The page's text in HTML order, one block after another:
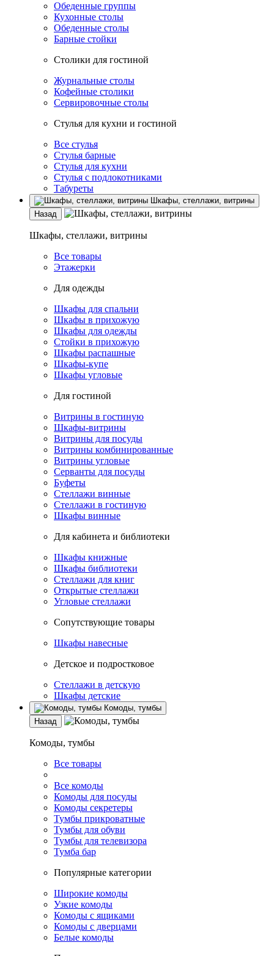
Обеденные группы
Кухонные столы
Обеденные столы
Барные стойки
Столики для гостиной
Журнальные столы
Кофейные столики
Сервировочные столы
Стулья для кухни и гостиной
Все стулья
Стулья барные
Стулья для кухни
Стулья с подлокотниками
Табуреты
Шкафы, стеллажи, витрины
Назад
Шкафы, стеллажи, витрины
Все товары
Этажерки
Для одежды
Шкафы для спальни
Шкафы в прихожую
Шкафы для одежды
Стойки в прихожую
Шкафы распашные
Шкафы-купе
Шкафы угловые
Для гостиной
Витрины в гостиную
Шкафы-витрины
Витрины для посуды
Витрины комбинированные
Витрины угловые
Серванты для посуды
Буфеты
Стеллажи винные
Стеллажи в гостиную
Шкафы винные
Для кабинета и библиотеки
Шкафы книжные
Шкафы библиотеки
Стеллажи для книг
Открытые стеллажи
Угловые стеллажи
Сопутствующие товары
Шкафы навесные
Детское и подростковое
Стеллажи в детскую
Шкафы детские
Комоды, тумбы
Назад
Комоды, тумбы
Все товары
Все комоды
Комоды для посуды
Комоды секретеры
Тумбы прикроватные
Тумбы для обуви
Тумбы для телевизора
Тумба бар
Популярные категории
Широкие комоды
Узкие комоды
Комоды с ящиками
Комоды с дверцами
Белые комоды